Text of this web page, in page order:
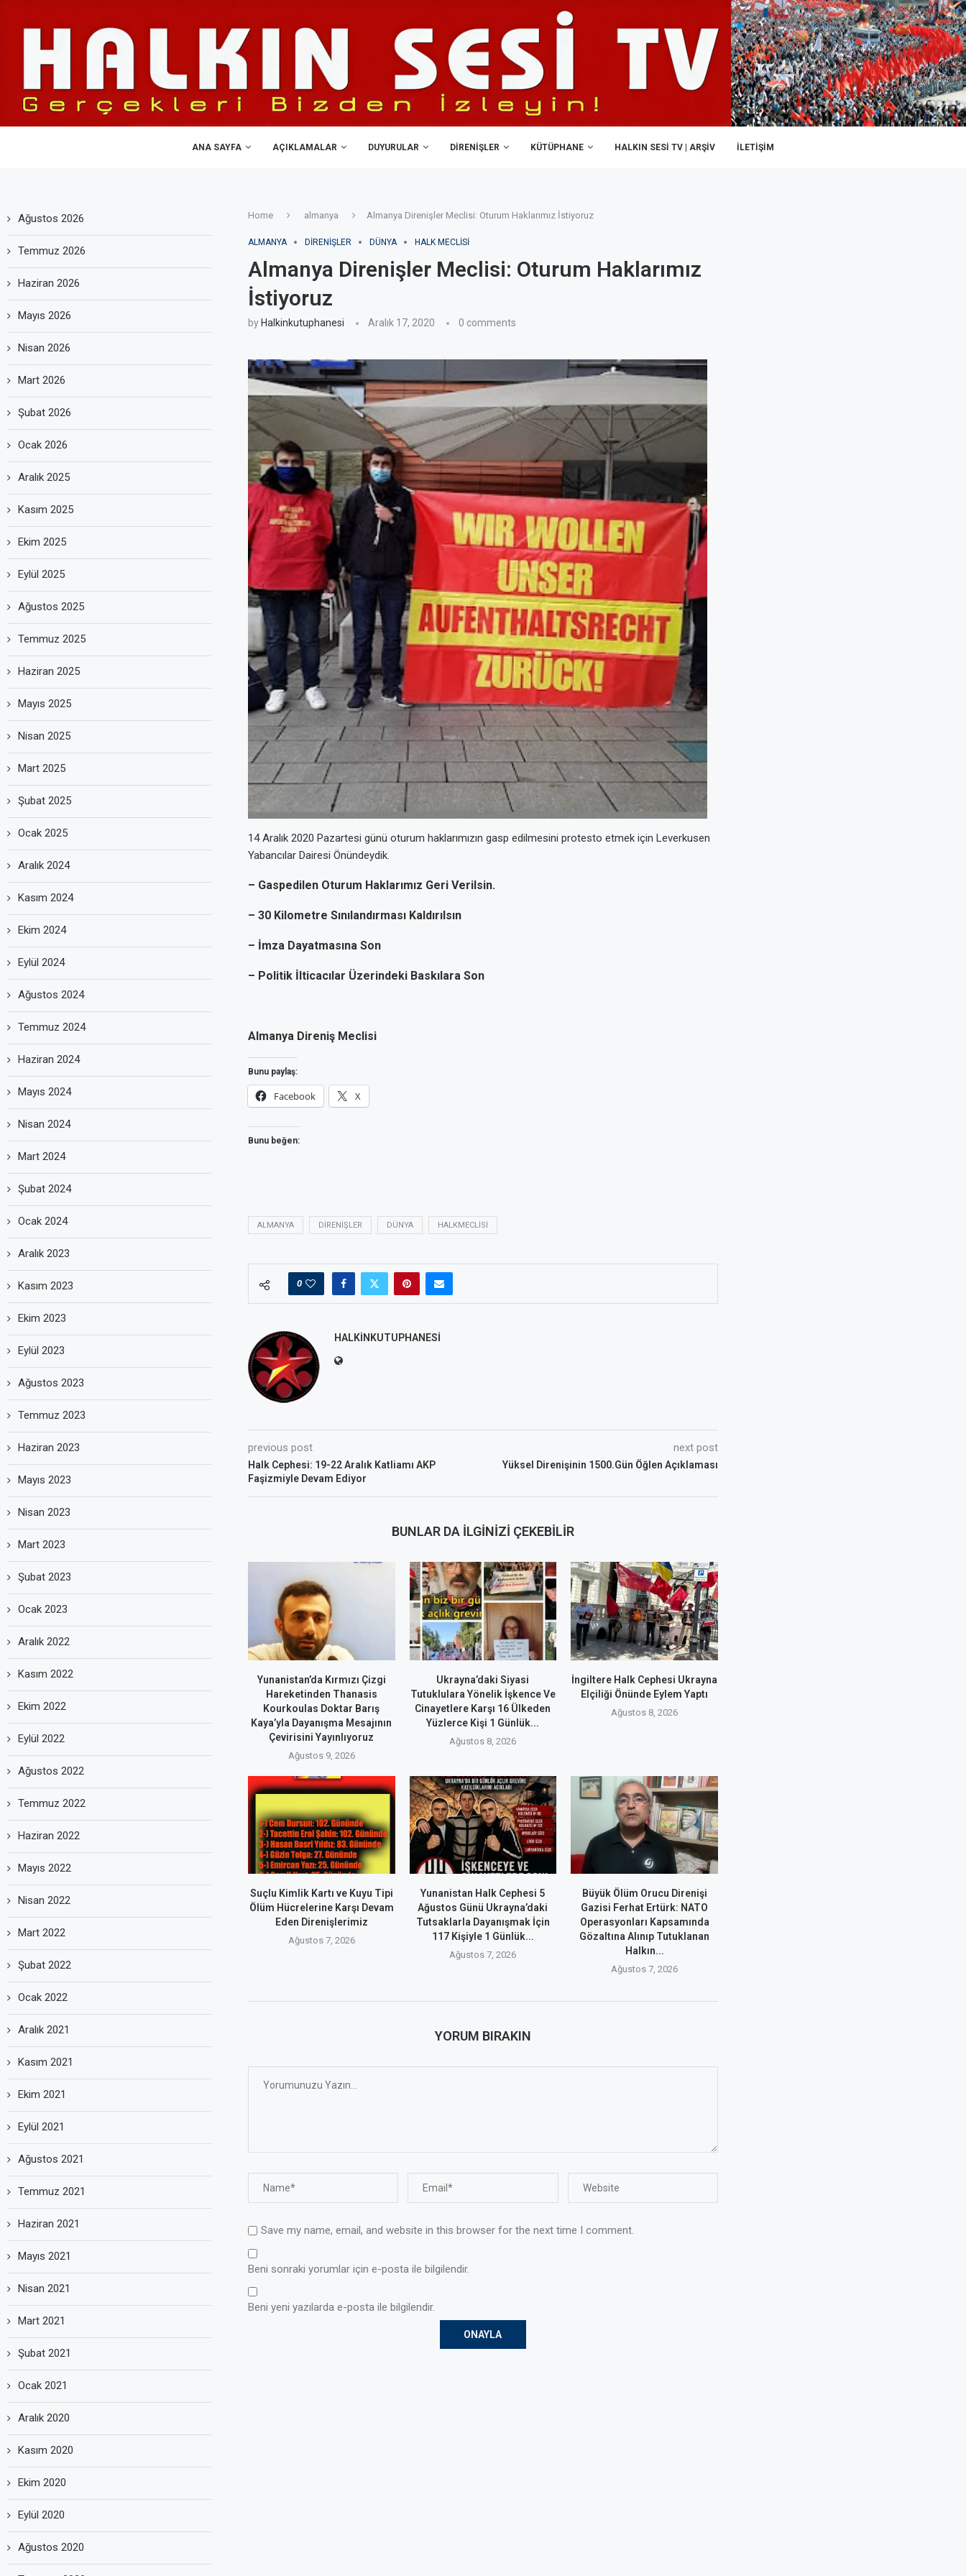
ANA SAYFA AÇIKLAMALAR DUYURULAR DIRENIŞLER KÜTÜPHANE HALKIN SESI TV | ARŞİV İLETIŞIM
Home almanya Almanya Direnişler Meclisi: Oturum Haklarımız İstiyoruz
ALMANYA DIRENIŞLER DÜNYA HALK MECLISI
Almanya Direnişler Meclisi: Oturum Haklarımız
İstiyoruz
byHalkinkutuphanesi Aralık 17, 2020 0 comments
14 Aralık 2020 Pazartesi günü oturum haklarımızın gasp edilmesini protesto etmek için Leverkusen
Yabancılar Dairesi Önündeydik.
– Gaspedilen Oturum Haklarımız Geri Verilsin.
– 30 Kilometre Sınılandırması Kaldırılsın
– İmza Dayatmasına Son
– Politik İlticacılar Üzerindeki Baskılara Son
Almanya Direniş Meclisi
Bunu paylaş:
Facebook X
Bunu beğen:
ALMANYA DIRENIŞLER DÜNYA HALKMECLISI
0
HALKINKUTUPHANESI
previous post
Halk Cephesi: 19-22 Aralık Katliamı AKP
Faşizmiyle Devam Ediyor
next post
Yüksel Direnişinin 1500.Gün Öğlen Açıklaması
BUNLAR DA İLGINIZI ÇEKEBILIR
Yunanistan’da Kırmızı Çizgi
Hareketinden Thanasis
Kourkoulas Doktar Barış
Kaya’yla Dayanışma Mesajının
Çevirisini Yayınlıyoruz
Ağustos 9, 2026
Ukrayna’daki Siyasi
Tutuklulara Yönelik İşkence Ve
Cinayetlere Karşı 16 Ülkeden
Yüzlerce Kişi 1 Günlük...
Ağustos 8, 2026
İngiltere Halk Cephesi Ukrayna
Elçiliği Önünde Eylem Yaptı
Ağustos 8, 2026
Suçlu Kimlik Kartı ve Kuyu Tipi
Ölüm Hücrelerine Karşı Devam
Eden Direnişlerimiz
Ağustos 7, 2026
Yunanistan Halk Cephesi 5
Ağustos Günü Ukrayna’daki
Tutsaklarla Dayanışmak İçin
117 Kişiyle 1 Günlük...
Ağustos 7, 2026
Büyük Ölüm Orucu Direnişi
Gazisi Ferhat Ertürk: NATO
Operasyonları Kapsamında
Gözaltına Alınıp Tutuklanan
Halkın...
Ağustos 7, 2026
YORUM BIRAKIN
Save my name, email, and website in this browser for the next time I comment.
Beni sonraki yorumlar için e-posta ile bilgilendir.
Beni yeni yazılarda e-posta ile bilgilendir.
Ağustos 2026
Temmuz 2026
Haziran 2026
Mayıs 2026
Nisan 2026
Mart 2026
Şubat 2026
Ocak 2026
Aralık 2025
Kasım 2025
Ekim 2025
Eylül 2025
Ağustos 2025
Temmuz 2025
Haziran 2025
Mayıs 2025
Nisan 2025
Mart 2025
Şubat 2025
Ocak 2025
Aralık 2024
Kasım 2024
Ekim 2024
Eylül 2024
Ağustos 2024
Temmuz 2024
Haziran 2024
Mayıs 2024
Nisan 2024
Mart 2024
Şubat 2024
Ocak 2024
Aralık 2023
Kasım 2023
Ekim 2023
Eylül 2023
Ağustos 2023
Temmuz 2023
Haziran 2023
Mayıs 2023
Nisan 2023
Mart 2023
Şubat 2023
Ocak 2023
Aralık 2022
Kasım 2022
Ekim 2022
Eylül 2022
Ağustos 2022
Temmuz 2022
Haziran 2022
Mayıs 2022
Nisan 2022
Mart 2022
Şubat 2022
Ocak 2022
Aralık 2021
Kasım 2021
Ekim 2021
Eylül 2021
Ağustos 2021
Temmuz 2021
Haziran 2021
Mayıs 2021
Nisan 2021
Mart 2021
Şubat 2021
Ocak 2021
Aralık 2020
Kasım 2020
Ekim 2020
Eylül 2020
Ağustos 2020